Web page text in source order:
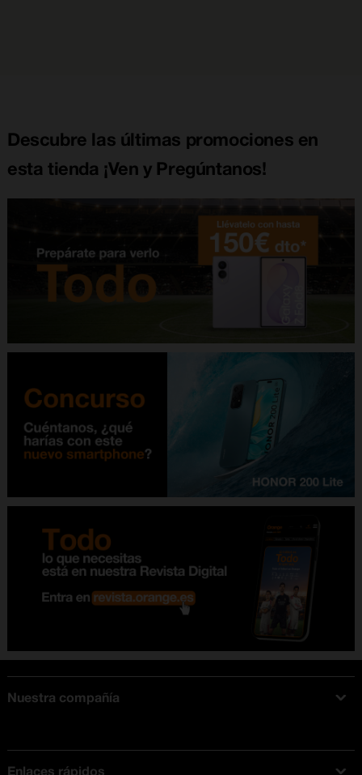
Descubre las últimas promociones en
esta tienda ¡Ven y Pregúntanos!
Nuestra compañía
Enlaces rápidos